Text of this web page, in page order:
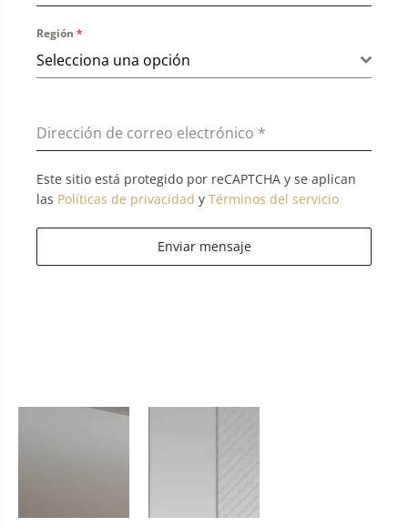
Región *
Selecciona una opción
Dirección de correo electrónico *
Este sitio está protegido por reCAPTCHA y se aplican
las Políticas de privacidad y Términos del servicio
Enviar mensaje